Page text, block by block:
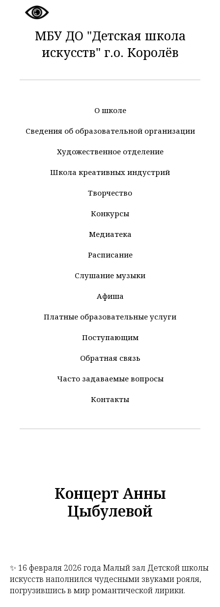
МБУ ДО "Детская школа
искусств" г.о. Королёв
О школе
Сведения об образовательной организации
Художественное отделение
Школа креативных индустрий
Творчество
Конкурсы
Медиатека
Расписание
Слушание музыки
Афиша
Платные образовательные услуги
Поступающим
Обратная связь
Часто задаваемые вопросы
Контакты
Концерт Анны
Цыбулевой
✨ 16 февраля 2026 года Малый зал Детской школы
искусств наполнился чудесными звуками рояля,
погрузившись в мир романтической лирики.